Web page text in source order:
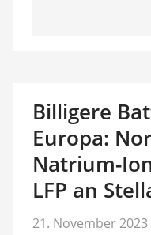
Billigere
Europa:
Natrium-
LFP an
21. November 2023